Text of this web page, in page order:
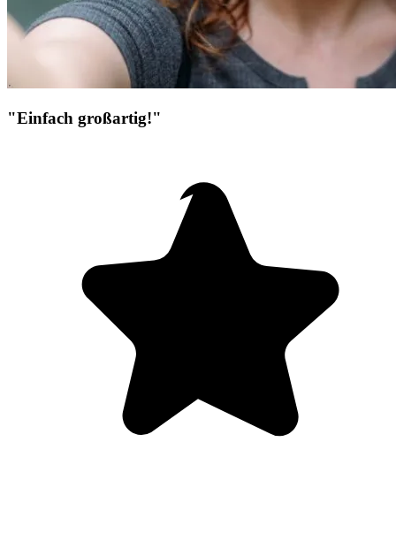
"Einfach großartig!"